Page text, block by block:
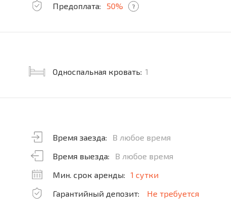
Предоплата:
50% ?
Односпальная кровать: 1
Время заезда:
В любое время
Время выезда:
В любое время
Мин. срок аренды:
1 сутки
Гарантийный депозит:
Не требуется